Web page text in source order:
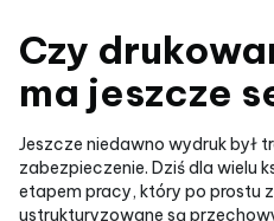
Czy
ma jeszcze
Jeszcze niedawno wydruk był
zabezpieczenie. Dziś dla wielu
etapem pracy, który po prostu
ustrukturyzowane są